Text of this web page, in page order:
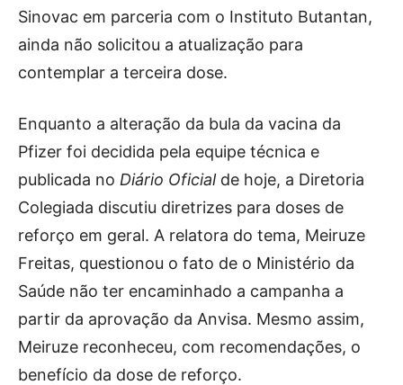
Sinovac em parceria com o Instituto Butantan,
ainda não solicitou a atualização para
contemplar a terceira dose.
Enquanto a alteração da bula da vacina da
Pfizer foi decidida pela equipe técnica e
publicada no Diário Oficial de hoje, a Diretoria
Colegiada discutiu diretrizes para doses de
reforço em geral. A relatora do tema, Meiruze
Freitas, questionou o fato de o Ministério da
Saúde não ter encaminhado a campanha a
partir da aprovação da Anvisa. Mesmo assim,
Meiruze reconheceu, com recomendações, o
benefício da dose de reforço.